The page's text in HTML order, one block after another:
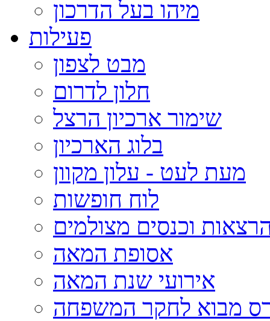
מיהו בעל הדרכון
פעילות
מבט לצפון
חלון לדרום
שימור ארכיון הרצל
בלוג הארכיון
מעת לעט - עלון מקוון
לוח חופשות
וכנסים מצולמים
אסופת המאה
אירועי שנת המאה
מבוא לחקר המשפחה